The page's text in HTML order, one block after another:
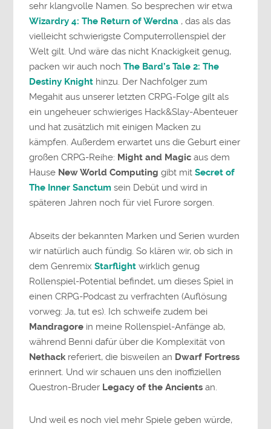
sehr klangvolle Namen. So besprechen wir etwa
Wizardry 4: The Return of Werdna , das als das
vielleicht schwierigste Computerrollenspiel der
Welt gilt. Und wäre das nicht Knackigkeit genug,
packen wir auch nochThe Bard’s Tale 2: The
Destiny Knight hinzu. Der Nachfolger zum
Megahit aus unserer letzten CRPG-Folge gilt als
ein ungeheuer schwieriges Hack&Slay-Abenteuer
und hat zusätzlich mit einigen Macken zu
kämpfen. Außerdem erwartet uns die Geburt einer
großen CRPG-Reihe: Might and Magic aus dem
Hause New World Computing gibt mitSecret of
The Inner Sanctum sein Debüt und wird in
späteren Jahren noch für viel Furore sorgen.
Abseits der bekannten Marken und Serien wurden
wir natürlich auch fündig. So klären wir, ob sich in
dem GenremixStarflight wirklich genug
Rollenspiel-Potential befindet, um dieses Spiel in
einen CRPG-Podcast zu verfrachten (Auflösung
vorweg: Ja, tut es). Ich schweife zudem bei
Mandragore in meine Rollenspiel-Anfänge ab,
während Benni dafür über die Komplexität von
Nethack referiert, die bisweilen an Dwarf Fortress
erinnert. Und wir schauen uns den inoffiziellen
Questron-Bruder Legacy of the Ancients an.
Und weil es noch viel mehr Spiele geben würde,